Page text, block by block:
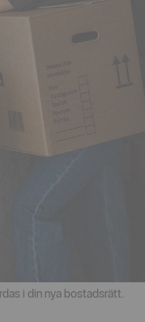
i din nya bostadsrätt.